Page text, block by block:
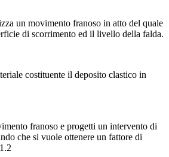
un movimento franoso in atto del quale
di scorrimento ed il livello della falda.
costituente il deposito clastico in
franoso e progetti un intervento di
che si vuole ottenere un fattore di